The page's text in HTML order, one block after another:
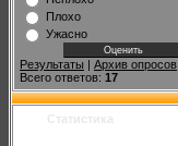
Плохо
Ужасно
Результаты | Архив опросов
Всего ответов: 17
Статистика